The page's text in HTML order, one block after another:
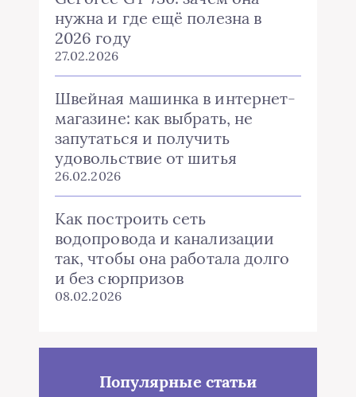
нужна и где ещё полезна в
2026 году
27.02.2026
Швейная машинка в интернет-
магазине: как выбрать, не
запутаться и получить
удовольствие от шитья
26.02.2026
Как построить сеть
водопровода и канализации
так, чтобы она работала долго
и без сюрпризов
08.02.2026
Популярные статьи